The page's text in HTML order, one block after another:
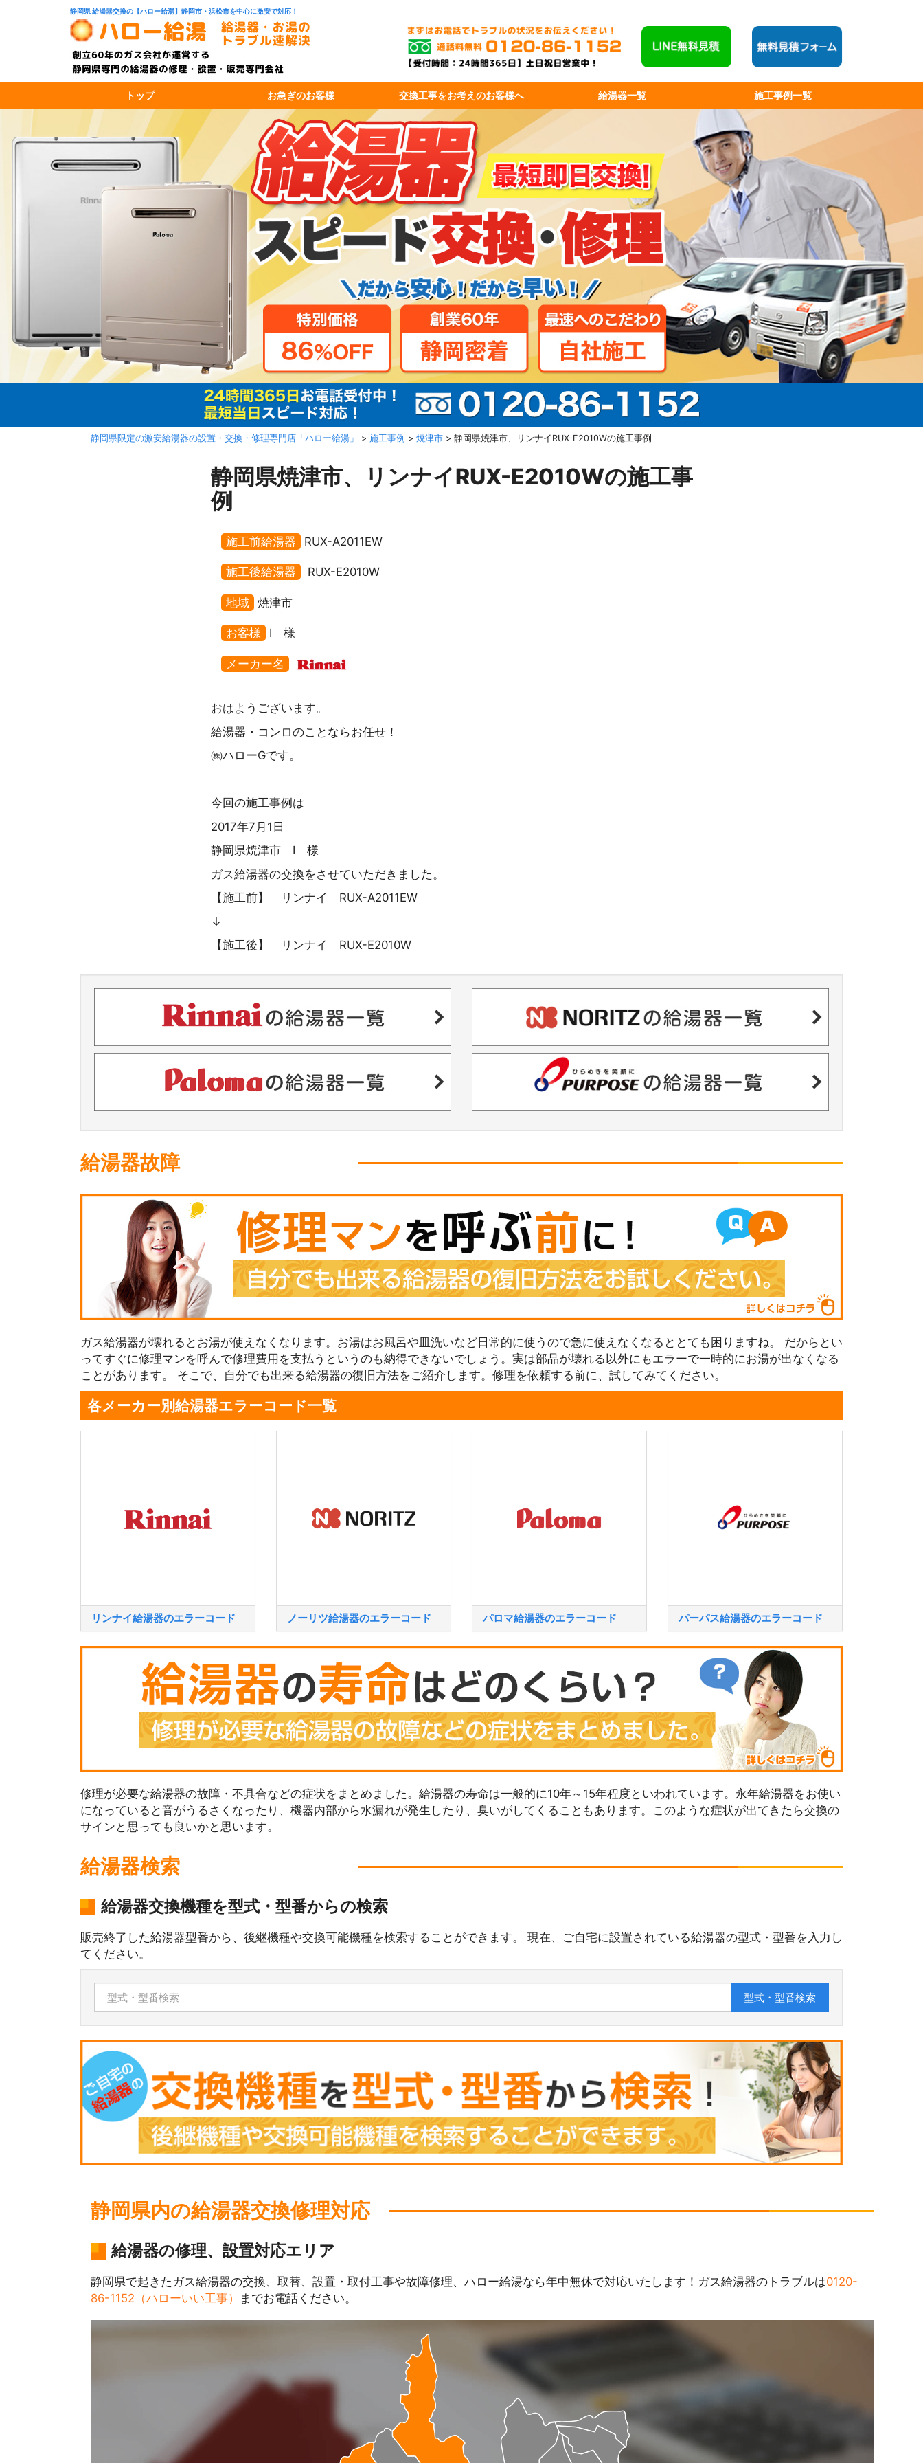
静岡県 給湯器交換の【ハロー給湯】静岡市・浜松市を中心に激安で対応！
トップ お急ぎのお客様 交換工事をお考えのお客様へ 給湯器一覧 施工事例一覧
静岡県限定の激安給湯器の設置・交換・修理専門店「ハロー給湯」 > 施工事例 > 焼津市 > 静岡県焼津市、リンナイRUX-E2010Wの施工事例
静岡県焼津市、リンナイRUX-E2010Wの施工事
例
施工前給湯器 RUX-A2011EW
施工後給湯器 RUX-E2010W
地域 焼津市
お客様 I 様
メーカー名
おはようございます。
給湯器・コンロのことならお任せ！
㈱ハローGです。
今回の施工事例は
2017年7月1日
静岡県焼津市 I 様
ガス給湯器の交換をさせていただきました。
【施工前】 リンナイ RUX-A2011EW
↓
【施工後】 リンナイ RUX-E2010W
給湯器故障
ガス給湯器が壊れるとお湯が使えなくなります。お湯はお風呂や皿洗いなど日常的に使うので急に使えなくなるととても困りますね。 だからとい
ってすぐに修理マンを呼んで修理費用を支払うというのも納得できないでしょう。実は部品が壊れる以外にもエラーで一時的にお湯が出なくなる
ことがあります。 そこで、自分でも出来る給湯器の復旧方法をご紹介します。修理を依頼する前に、試してみてください。
各メーカー別給湯器エラーコード一覧
リンナイ給湯器のエラーコード ノーリツ給湯器のエラーコード パロマ給湯器のエラーコード パーパス給湯器のエラーコード
修理が必要な給湯器の故障・不具合などの症状をまとめました。給湯器の寿命は一般的に10年～15年程度といわれています。永年給湯器をお使い
になっていると音がうるさくなったり、機器内部から水漏れが発生したり、臭いがしてくることもあります。このような症状が出てきたら交換の
サインと思っても良いかと思います。
給湯器検索
給湯器交換機種を型式・型番からの検索
販売終了した給湯器型番から、後継機種や交換可能機種を検索することができます。 現在、ご自宅に設置されている給湯器の型式・型番を入力し
てください。
型式・型番検索
静岡県内の給湯器交換修理対応
給湯器の修理、設置対応エリア
静岡県で起きたガス給湯器の交換、取替、設置・取付工事や故障修理、ハロー給湯なら年中無休で対応いたします！ガス給湯器のトラブルは0120-
86-1152（ハローいい工事）
までお電話ください。